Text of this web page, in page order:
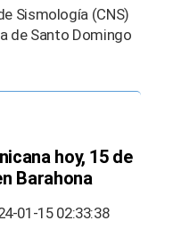
Sismología (CNS)
de Santo Domingo
hoy, 15 de
Barahona
01-15 02:33:38